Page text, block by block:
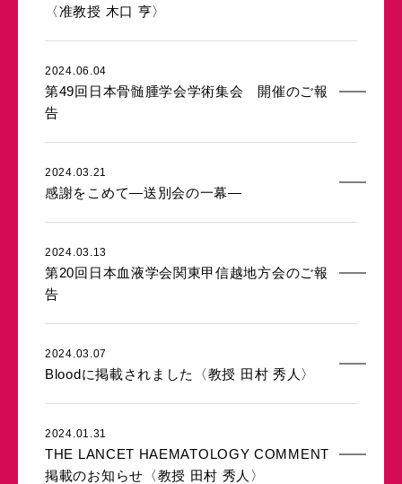
〈准教授 木口 亨〉
2024.06.04
第49回日本骨髄腫学会学術集会 開催のご報
告
2024.03.21
感謝をこめて―送別会の一幕―
2024.03.13
第20回日本血液学会関東甲信越地方会のご報
告
2024.03.07
Bloodに掲載されました〈教授 田村 秀人〉
2024.01.31
THE LANCET HAEMATOLOGY COMMENT
掲載のお知らせ〈教授 田村 秀人〉